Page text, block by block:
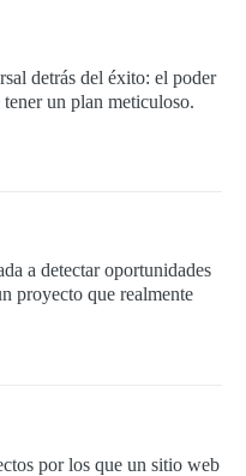
detrás del éxito: el poder
un plan meticuloso.
a detectar oportunidades
proyecto que realmente
por los que un sitio web